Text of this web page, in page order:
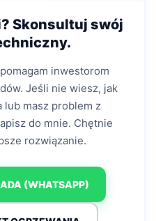
Skonsultuj swój
inwestorom
Jeśli nie wiesz, jak
lub masz problem z
do mnie. Chętnie
rozwiązanie.
(WHATSAPP)